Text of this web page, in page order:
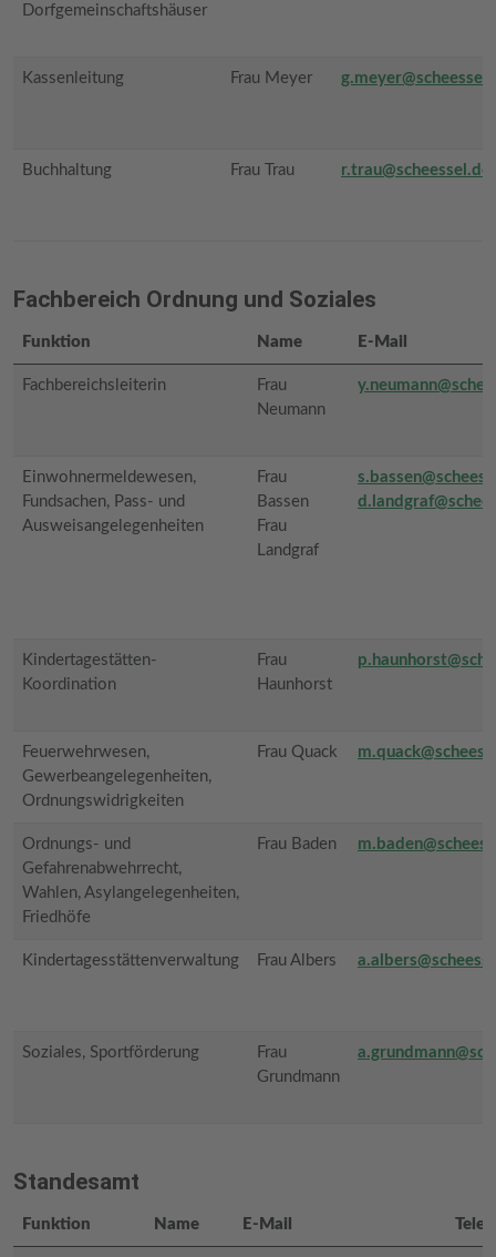
Dorfgemeinschaftshäuser
Kassenleitung Frau Meyer
Buchhaltung Frau Trau r.trau@scheessel.de
Fachbereich Ordnung und Soziales
Funktion Name E-Mail
Fachbereichsleiterin
Frau
Neumann
Einwohnermeldewesen,
Fundsachen, Pass- und
Ausweisangelegenheiten
Frau
Bassen
Frau
Landgraf
Kindertagestätten-
Koordination
Frau
Haunhorst
Feuerwehrwesen,
Gewerbeangelegenheiten,
Ordnungswidrigkeiten
Frau Quack
Ordnungs- und
Gefahrenabwehrrecht,
Wahlen, Asylangelegenheiten,
Friedhöfe
Frau Baden
Kindertagesstättenverwaltung Frau Albers
Soziales, Sportförderung
Frau
Grundmann
Standesamt
Funktion Name E-Mail